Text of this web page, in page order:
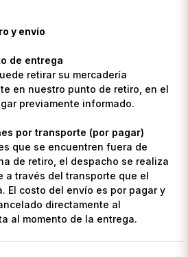
y envío
de entrega
retirar su mercadería
en nuestro punto de retiro, en el
previamente informado.
por transporte (por pagar)
que se encuentren fuera de
de retiro, el despacho se realiza
a través del transporte que el
El costo del envío es por pagar y
directamente al
al momento de la entrega.